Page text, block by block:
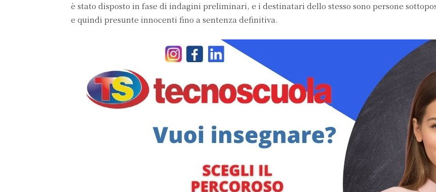
è stato disposto in fase di indagini preliminari, e i destinatari dello stesso sono persone
e quindi presunte innocenti fino a sentenza definitiva.